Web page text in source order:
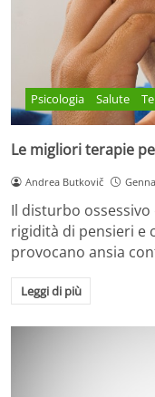
Psicologia Salute
Le migliori terapie
Andrea Butkovič
Il disturbo
rigidità di pensieri e
provocano ansia
Leggi di più